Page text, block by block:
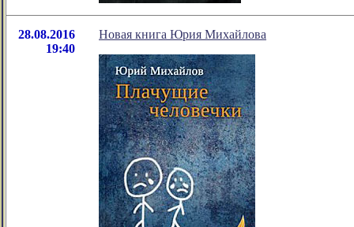
28.08.2016
19:40
Новая книга Юрия Михайлова